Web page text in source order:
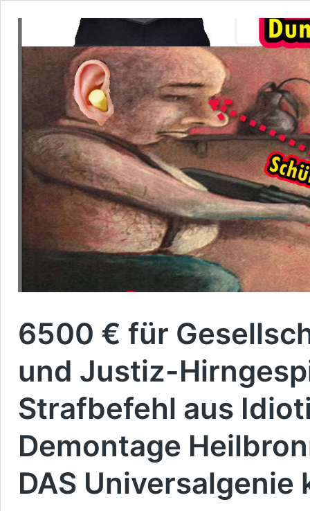
6500 € für
und Justiz-
Strafbefehl aus
Demontage
DAS Universalgenie